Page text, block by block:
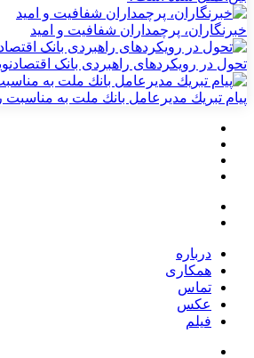
خبرنگاران، پرچمداران شفافیت و امید
تحول در رویکردهای راهبردی بانک
پیام تبریك مدیرعامل بانك ملت به مناسبت
درباره
همکاری
تماس
عکس
فیلم